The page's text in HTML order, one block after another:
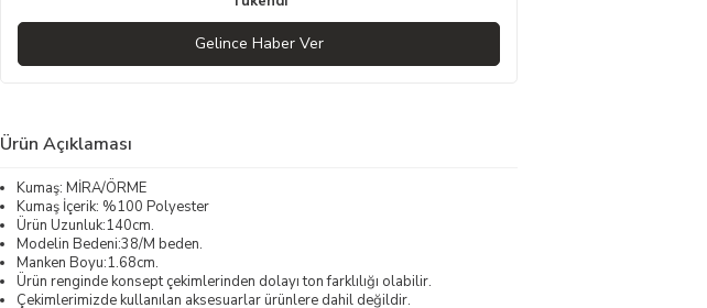
Gelince Haber Ver
Ürün Açıklaması
Kumaş: MİRA/ÖRME
Kumaş İçerik: %100 Polyester
Ürün Uzunluk:140cm.
Modelin Bedeni:38/M beden.
Manken Boyu:1.68cm.
Ürün renginde konsept çekimlerinden dolayı ton farklılığı olabilir.
Çekimlerimizde kullanılan aksesuarlar ürünlere dahil değildir.